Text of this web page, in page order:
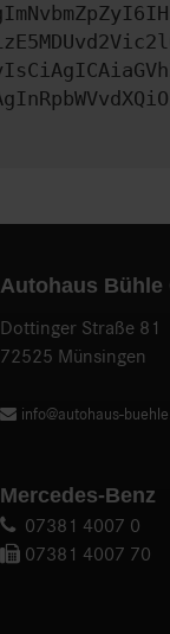
Autohaus Bühle
Dottinger Straße 81
72525 Münsingen
info@autohaus-
Mercedes-Benz
07381 4007 0
07381 4007 70